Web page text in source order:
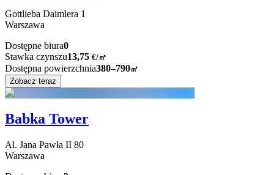
Gottlieba Daimlera 1
Warszawa
Dostępne biura0
Stawka czynszu13,75 €/㎡
Dostępna powierzchnia380–790㎡
Zobacz teraz
Babka Tower
Al. Jana Pawła II 80
Warszawa